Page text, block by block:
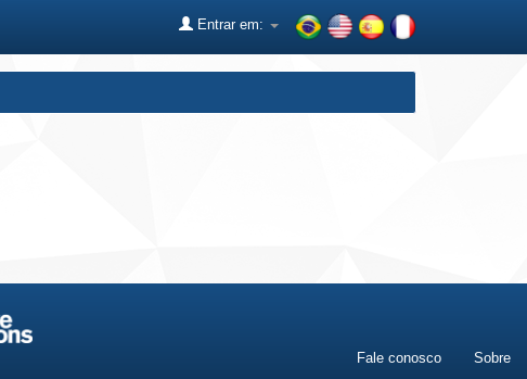
Entrar em:
Fale conosco Sobre